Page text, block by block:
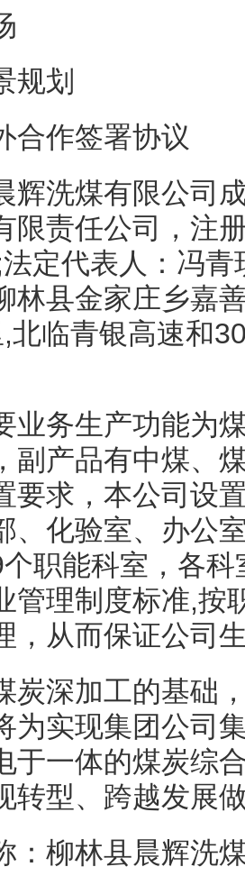
规划
合作签署协议
辉洗煤有限公司
限责任公司，注
定代表人：冯
林县金家庄乡嘉
北临青银高速和
业务生产功能为
副产品有中煤、
要求，本公司设
、化验室、办公
职能科室，各
管理制度标准,按
，从而保证公司
炭深加工的基础
为实现集团公司
于一体的煤炭综
转型、跨越发展
：柳林县晨辉洗